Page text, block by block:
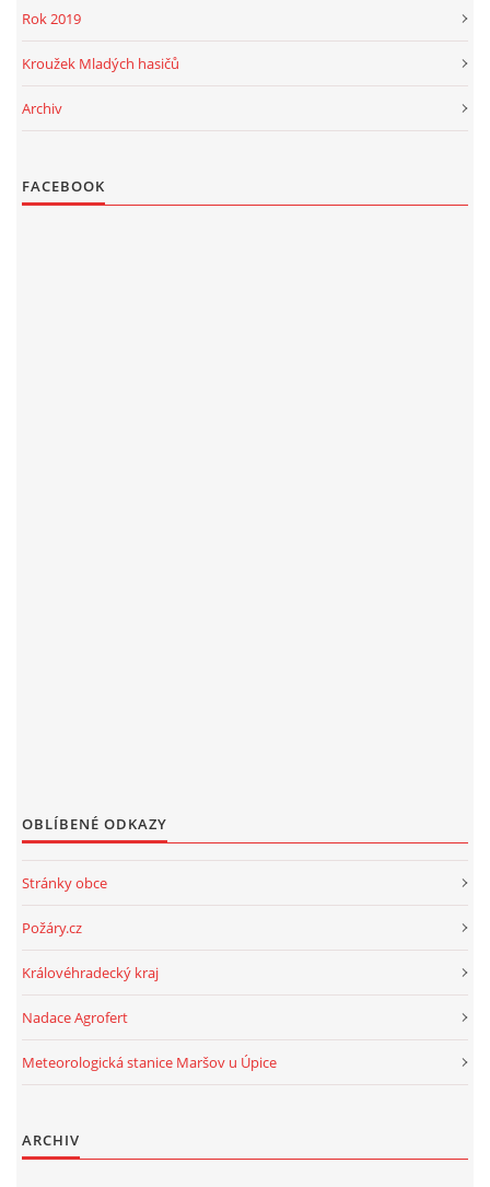
© 2026 eStránky.cz
Rok 2019
Kroužek Mladých hasičů
Archiv
FACEBOOK
OBLÍBENÉ ODKAZY
Stránky obce
Požáry.cz
Královéhradecký kraj
Nadace Agrofert
Meteorologická stanice Maršov u Úpice
ARCHIV